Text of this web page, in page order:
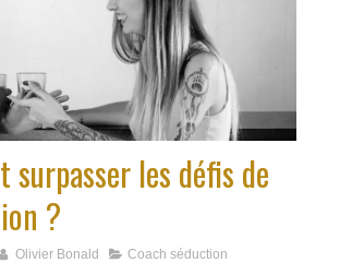
surpasser les défis de
?
Olivier Bonald Coach séduction